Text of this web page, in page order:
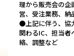
理から販売会の企
営、受注業務、納
●上記に伴う、協
関わるIC、担当者
絡、調整など